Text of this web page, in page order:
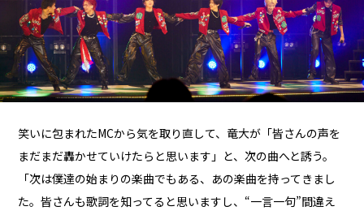
笑いに包まれたMCから気を取り直して、竜大が「皆さんの声を
まだまだ轟かせていけたらと思います」と、次の曲へと誘う。
「次は僕達の始まりの楽曲でもある、あの楽曲を持ってきまし
た。皆さんも歌詞を知ってると思いますし、“一言一句”間違え